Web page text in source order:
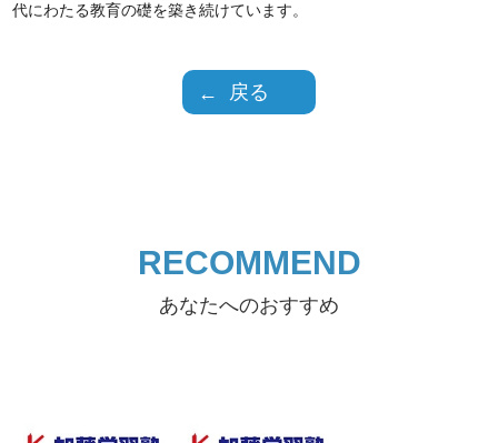
代にわたる教育の礎を築き続けています。
戻る
RECOMMEND
あなたへのおすすめ